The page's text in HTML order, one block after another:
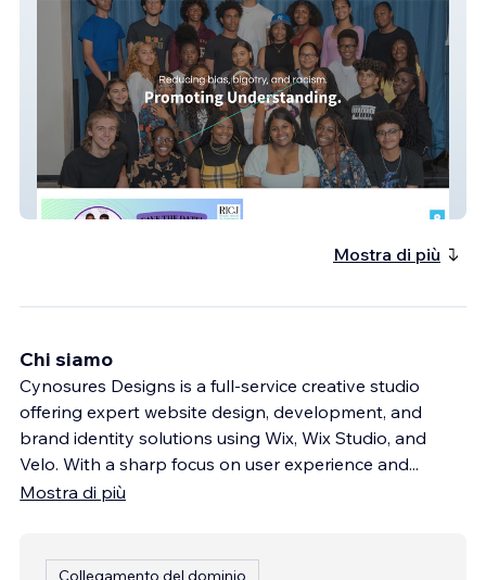
Ricj.org
Mostra di più
Chi siamo
Cynosures Designs is a full-service creative studio
offering expert website design, development, and
brand identity solutions using Wix, Wix Studio, and
Velo. With a sharp focus on user experience and...
Mostra di più
Collegamento del dominio